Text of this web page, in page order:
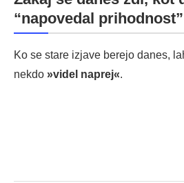
“napovedal prihodnost”
Ko se stare izjave berejo danes,
nekdo »videl naprej«.